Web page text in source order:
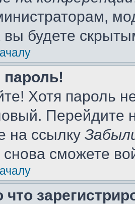
вы будете
Хотя пароль
Перейдите
на ссылку
снова сможете
что